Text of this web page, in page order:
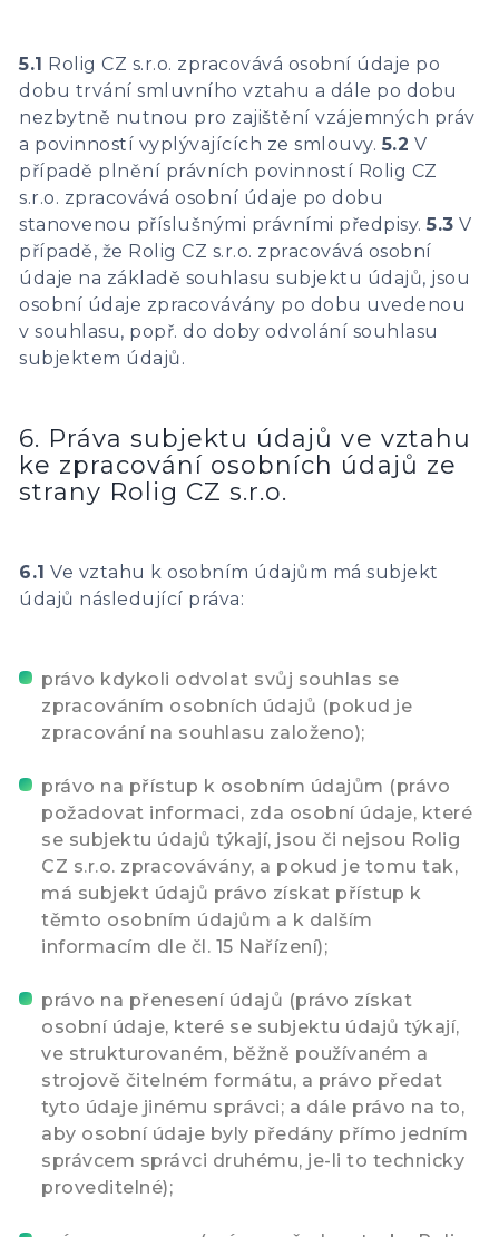
5.1 Rolig CZ s.r.o. zpracovává osobní údaje po
dobu trvání smluvního vztahu a dále po dobu
nezbytně nutnou pro zajištění vzájemných práv
a povinností vyplývajících ze smlouvy. 5.2 V
případě plnění právních povinností Rolig CZ
s.r.o. zpracovává osobní údaje po dobu
stanovenou příslušnými právními předpisy.5.3 V
případě, že Rolig CZ s.r.o. zpracovává osobní
údaje na základě souhlasu subjektu údajů, jsou
osobní údaje zpracovávány po dobu uvedenou
v souhlasu, popř. do doby odvolání souhlasu
subjektem údajů.
6. Práva subjektu údajů ve vztahu
ke zpracování osobních údajů ze
strany Rolig CZ s.r.o.
6.1 Ve vztahu k osobním údajům má subjekt
údajů následující práva:
právo kdykoli odvolat svůj souhlas se
zpracováním osobních údajů (pokud je
zpracování na souhlasu založeno);
právo na přístup k osobním údajům (právo
požadovat informaci, zda osobní údaje, které
se subjektu údajů týkají, jsou či nejsou Rolig
CZ s.r.o. zpracovávány, a pokud je tomu tak,
má subjekt údajů právo získat přístup k
těmto osobním údajům a k dalším
informacím dle čl. 15 Nařízení);
právo na přenesení údajů (právo získat
osobní údaje, které se subjektu údajů týkají,
ve strukturovaném, běžně používaném a
strojově čitelném formátu, a právo předat
tyto údaje jinému správci; a dále právo na to,
aby osobní údaje byly předány přímo jedním
správcem správci druhému, je-li to technicky
proveditelné);